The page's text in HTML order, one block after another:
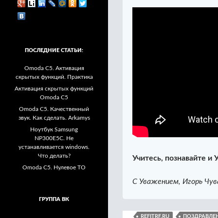
Учитесь, познавайте и
С Уважением, Игорь
REFITRF.RU
ПОСЛЕДНИЕ СТАТЬИ:
Omoda C5. Активация
скрытых функций. Практика
Активация скрытых функций
Omoda C5
Omoda C5. Качественный
звук. Как сделать. Arkamys
Ноутбук Samsung
NP300E5C. Не
устанавливается windows.
Что делать?
Omoda C5. Нулевое ТО
ГРУППА ВК